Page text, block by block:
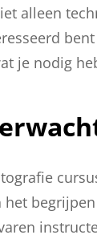
alleen
je nodig